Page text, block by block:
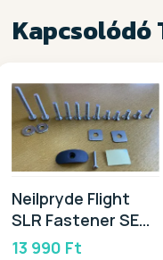
Kapcsolódó
Neilpryde Flight
SLR Fastener SET
2026
13 990 Ft